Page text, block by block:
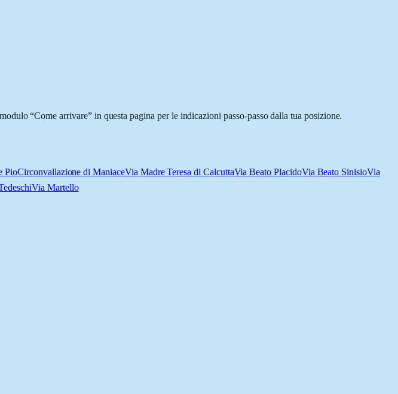
“Come arrivare” in questa pagina per le indicazioni passo-passo dalla tua posizione.
PioCirconvallazione di ManiaceVia Madre Teresa di CalcuttaVia Beato PlacidoVia Beato SinisioVia
Via Martello